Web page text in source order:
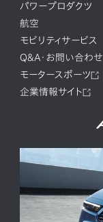
パワープロダクツ
航空
モビリティサービス
Q&A・お問い合わせ
モータースポーツ
企業情報サイト